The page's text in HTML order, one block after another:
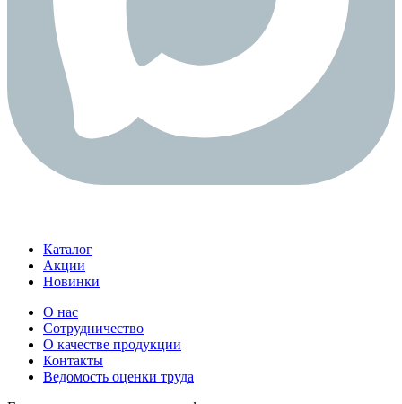
Каталог
Акции
Новинки
О нас
Сотрудничество
О качестве продукции
Контакты
Ведомость оценки труда